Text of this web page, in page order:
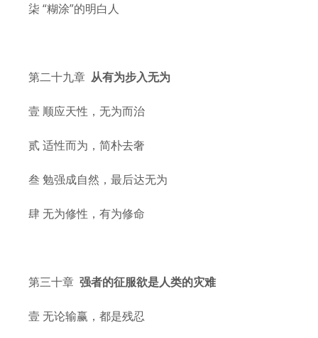
柒 “糊涂”的明白人
第二十九章 从有为步入无为
壹 顺应天性，无为而治
贰 适性而为，简朴去奢
叁 勉强成自然，最后达无为
肆 无为修性，有为修命
第三十章 强者的征服欲是人类的灾难
壹 无论输赢，都是残忍